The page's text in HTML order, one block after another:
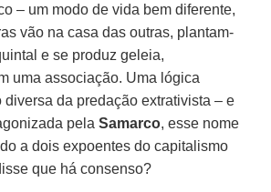
– um modo de vida bem diferente,
vão na casa das outras, plantam-
e se produz geleia,
uma associação. Uma lógica
diversa da predação extrativista – e
pelaSamarco, esse nome
a dois expoentes do capitalismo
que há consenso?